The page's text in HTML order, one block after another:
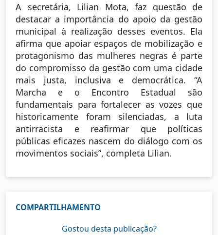
A secretária, Lilian Mota, faz questão de
destacar a importância do apoio da gestão
municipal à realização desses eventos. Ela
afirma que apoiar espaços de mobilização e
protagonismo das mulheres negras é parte
do compromisso da gestão com uma cidade
mais justa, inclusiva e democrática. “A
Marcha e o Encontro Estadual são
fundamentais para fortalecer as vozes que
historicamente foram silenciadas, a luta
antirracista e reafirmar que políticas
públicas eficazes nascem do diálogo com os
movimentos sociais”, completa Lilian.
COMPARTILHAMENTO
Gostou desta publicação?